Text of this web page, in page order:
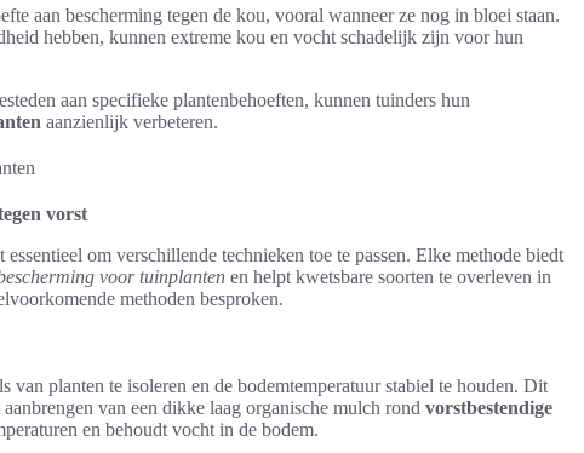
aan bescherming tegen de kou, vooral wanneer ze nog in bloei staan.
hebben, kunnen extreme kou en vocht schadelijk zijn voor hun
aan specifieke plantenbehoeften, kunnen tuinders hun
aanzienlijk verbeteren.
vorst
essentieel om verschillende technieken toe te passen. Elke methode biedt
voor tuinplanten en helpt kwetsbare soorten te overleven in
methoden besproken.
van planten te isoleren en de bodemtemperatuur stabiel te houden. Dit
van een dikke laag organische mulch rond vorstbestendige
en behoudt vocht in de bodem.